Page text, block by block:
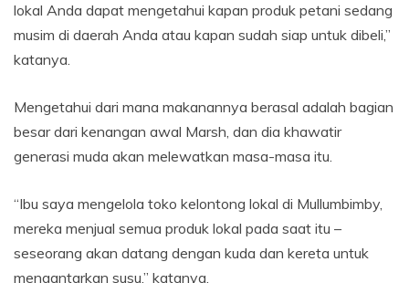
lokal Anda dapat mengetahui kapan produk petani sedang
musim di daerah Anda atau kapan sudah siap untuk dibeli,”
katanya.
Mengetahui dari mana makanannya berasal adalah bagian
besar dari kenangan awal Marsh, dan dia khawatir
generasi muda akan melewatkan masa-masa itu.
“Ibu saya mengelola toko kelontong lokal di Mullumbimby,
mereka menjual semua produk lokal pada saat itu –
seseorang akan datang dengan kuda dan kereta untuk
mengantarkan susu,” katanya.